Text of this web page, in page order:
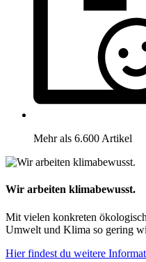
Mehr als 6.600 Artikel
Wir arbeiten klimabewusst.
Mit vielen konkreten
Umwelt und Klima so gering
Hier findest du weitere